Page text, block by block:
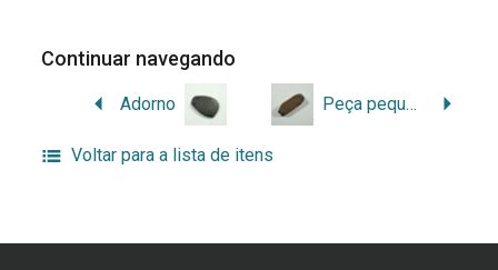
Continuar navegando
Adorno Peça pequena de uso desconhecido
Voltar para a lista de itens